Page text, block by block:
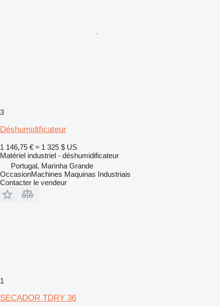
3
Déshumidificateur
1 146,75 € ≈ 1 325 $ US
Matériel industriel - déshumidificateur
Portugal, Marinha Grande
OccasionMachines Maquinas Industriais
Contacter le vendeur
1
SECADOR TDRY 36